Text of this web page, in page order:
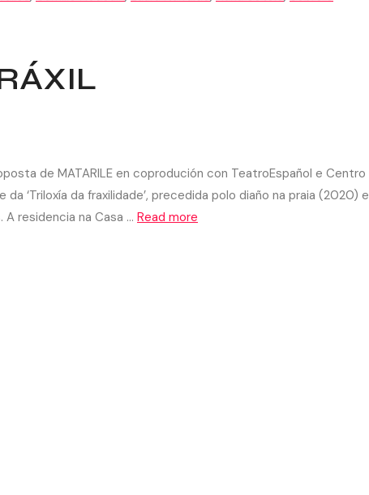
de MATARILE en coprodución con TeatroEspañol e Centro
‘Triloxía da fraxilidade’, precedida polo diaño na praia (2020) e
residencia na Casa … Read more